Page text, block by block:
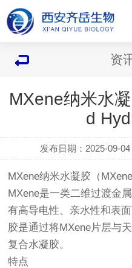
资
MXene纳米水
d
发布日期：2025-09-
MXene纳米水凝胶（
MXene是一类二维过渡金
有高导电性、亲水性和表
胶是通过将MXene片层与
复合水凝胶。
特点